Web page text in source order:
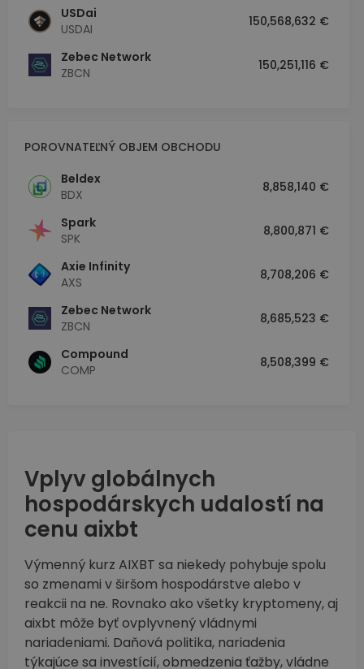
USDai
USDAI
150,568,632 €
Zebec Network
ZBCN
150,251,116 €
POROVNATEĽNÝ OBJEM OBCHODU
Beldex
BDX
8,858,140 €
Spark
SPK
8,800,871 €
Axie Infinity
AXS
8,708,206 €
Zebec Network
ZBCN
8,685,523 €
Compound
COMP
8,508,399 €
Vplyv globálnych
hospodárskych udalostí na
cenu aixbt
Výmenný kurz AIXBT sa niekedy pohybuje spolu
so zmenami v širšom hospodárstve alebo v
reakcii na ne. Rovnako ako všetky kryptomeny, aj
aixbt môže byť ovplyvnený vládnymi
nariadeniami. Daňová politika, nariadenia
týkajúce sa investícií, obmedzenia ťažby, vládne